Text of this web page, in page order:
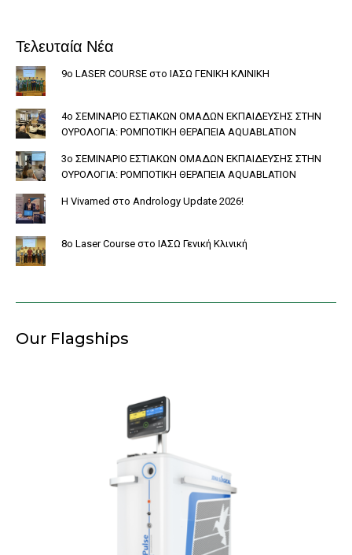
Τελευταία Νέα
9ο LASER COURSE στο ΙΑΣΩ ΓΕΝΙΚΗ ΚΛΙΝΙΚΗ
4ο ΣΕΜΙΝΑΡΙΟ ΕΣΤΙΑΚΩΝ ΟΜΑΔΩΝ ΕΚΠΑΙΔΕΥΣΗΣ ΣΤΗΝ
ΟΥΡΟΛΟΓΙΑ: ΡΟΜΠΟΤΙΚΗ ΘΕΡΑΠΕΙΑ AQUABLATION
3ο ΣΕΜΙΝΑΡΙΟ ΕΣΤΙΑΚΩΝ ΟΜΑΔΩΝ ΕΚΠΑΙΔΕΥΣΗΣ ΣΤΗΝ
ΟΥΡΟΛΟΓΙΑ: ΡΟΜΠΟΤΙΚΗ ΘΕΡΑΠΕΙΑ AQUABLATION
Η Vivamed στο Andrology Update 2026!
8o Laser Course στο ΙΑΣΩ Γενική Κλινική
Our Flagships